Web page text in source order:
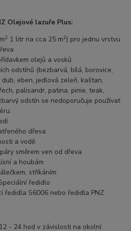
Olejové lazuře Plus:
2 1 litr na cca 25 m2) pro jednu vrstvu
olejů a vosků
odstínů (bezbarvá, bílá, borovice,
dub, eben, jedlová zeleň, kaštan,
palisandr, patina, pinie, teak,
odstín se nedoporučuje používat
dřeva
a vodě
směrem ven od dřeva
a houbám
stříkáním
ředidlo
ředidla S6006 nebo ředidla PNZ
- 24 hod v závislosti na okolní